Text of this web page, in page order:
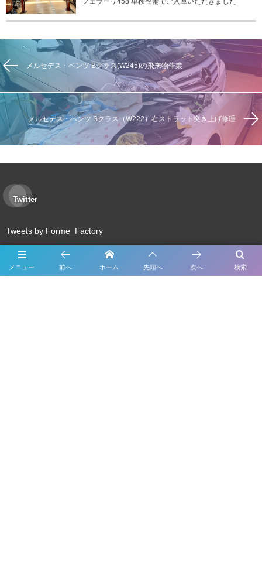
メルセデス・ベンツ Bクラス(W245)の飛来物作業
メルセデス・ベンツ Sクラス（W222）右ストラット突き上げ修理
Twitter
Tweets by Forme_Factory
About Us
メニュー 検索
前へ ホーム 先頭へ 次へ